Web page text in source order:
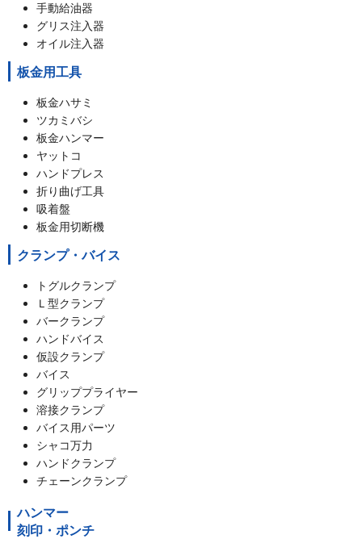
手動給油器
グリス注入器
オイル注入器
板金用工具
板金ハサミ
ツカミバシ
板金ハンマー
ヤットコ
ハンドプレス
折り曲げ工具
吸着盤
板金用切断機
クランプ・バイス
トグルクランプ
Ｌ型クランプ
バークランプ
ハンドバイス
仮設クランプ
バイス
グリッププライヤー
溶接クランプ
バイス用パーツ
シャコ万力
ハンドクランプ
チェーンクランプ
ハンマー
刻印・ポンチ